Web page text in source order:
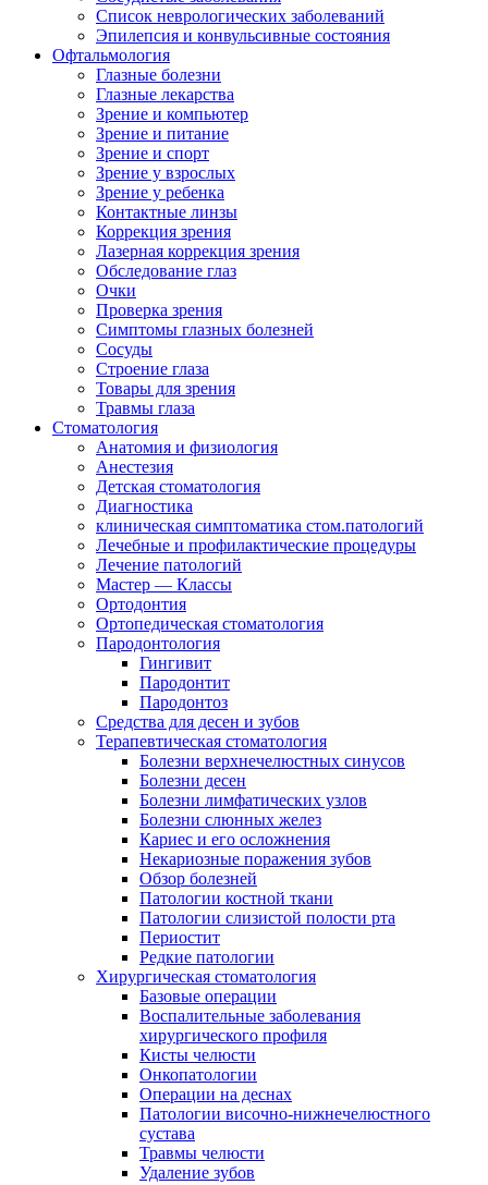
Список неврологических заболеваний
Эпилепсия и конвульсивные состояния
Офтальмология
Глазные болезни
Глазные лекарства
Зрение и компьютер
Зрение и питание
Зрение и спорт
Зрение у взрослых
Зрение у ребенка
Контактные линзы
Коррекция зрения
Лазерная коррекция зрения
Обследование глаз
Очки
Проверка зрения
Симптомы глазных болезней
Сосуды
Строение глаза
Товары для зрения
Травмы глаза
Стоматология
Анатомия и физиология
Анестезия
Детская стоматология
Диагностика
клиническая симптоматика стом.патологий
Лечебные и профилактические процедуры
Лечение патологий
Мастер — Классы
Ортодонтия
Ортопедическая стоматология
Пародонтология
Гингивит
Пародонтит
Пародонтоз
Средства для десен и зубов
Терапевтическая стоматология
Болезни верхнечелюстных синусов
Болезни десен
Болезни лимфатических узлов
Болезни слюнных желез
Кариес и его осложнения
Некариозные поражения зубов
Обзор болезней
Патологии костной ткани
Патологии слизистой полости рта
Периостит
Редкие патологии
Хирургическая стоматология
Базовые операции
Воспалительные заболевания
хирургического профиля
Кисты челюсти
Онкопатологии
Операции на деснах
Патологии височно-нижнечелюстного
сустава
Травмы челюсти
Удаление зубов